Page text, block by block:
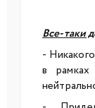
Все-таки
-
в